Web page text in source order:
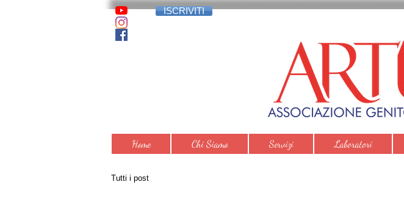
ISCRIVITI
Home Chi Siamo Servizi Laboratori
Tutti i post